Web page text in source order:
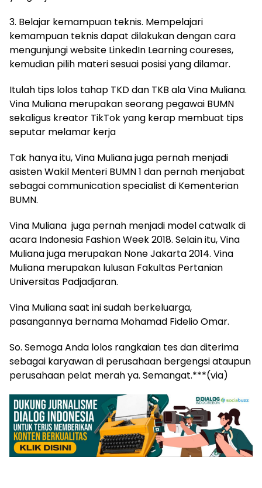
3. Belajar kemampuan teknis. Mempelajari
kemampuan teknis dapat dilakukan dengan cara
mengunjungi website LinkedIn Learning coureses,
kemudian pilih materi sesuai posisi yang dilamar.
Itulah tips lolos tahap TKD dan TKB ala Vina Muliana.
Vina Muliana merupakan seorang pegawai BUMN
sekaligus kreator TikTok yang kerap membuat tips
seputar melamar kerja
Tak hanya itu, Vina Muliana juga pernah menjadi
asisten Wakil Menteri BUMN 1 dan pernah menjabat
sebagai communication specialist di Kementerian
BUMN.
Vina Muliana juga pernah menjadi model catwalk di
acara Indonesia Fashion Week 2018. Selain itu, Vina
Muliana juga merupakan None Jakarta 2014. Vina
Muliana merupakan lulusan Fakultas Pertanian
Universitas Padjadjaran.
Vina Muliana saat ini sudah berkeluarga,
pasangannya bernama Mohamad Fidelio Omar.
So. Semoga Anda lolos rangkaian tes dan diterima
sebagai karyawan di perusahaan bergengsi ataupun
perusahaan pelat merah ya. Semangat.***(via)